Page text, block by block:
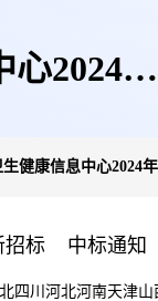
心2024年
生健康信息中心2024
招标 中标通知
四川 河北河南天津山